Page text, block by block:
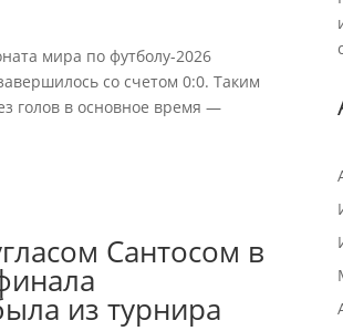
мира по футболу-2026
со счетом 0:0. Таким
голов в основное время —
Сантосом в
из турнира